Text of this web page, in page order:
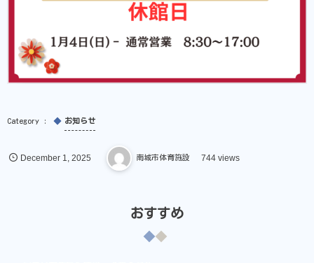
お知らせ
December 1 ,2025 南城市体育施設 744 views
おすすめ